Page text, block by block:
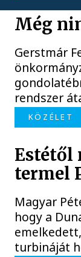
Még
Gerstmár
rendszer
KÖZÉLET
Estétől
termel
Magyar
hogy a
turbináját